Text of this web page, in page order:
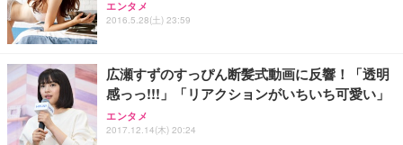
ワーク チェア 強化バックレスト 30度ロッキング機
能 人間工学 椅子 腰サポート 90度跳ね上げ式アーム
務用 おしゃれ パソコンチェア (ブラック)
Sezlife オフィスチェア デスクチェア 疲れない テレ
ワーク チェア 強化バックレスト 30度ロッキング機
能 人間工学 椅子 腰サポート 90度跳ね上げ式アーム
【純正品】27"ゲーミングモニター DualSense 充電
フック付き（CFI-ZDM1J）
【整備済み品】Dell E2724HS 27インチ 液晶モニタ
ー フルHD（1920×1080）VA 非光沢 HDMI/DisplayP
ort/VGA スピーカー内蔵 高さ調整 スイベル VESA対
ネオ・ルーライフ ネオ・オムツ L 中型犬用 26枚入
り 単品
Smart Basic(スマートベーシック) 【Amazon.co.jp
限定】 Smart Basic アイリスオーヤマ ペットシーツ
超厚型 お徳用 ワイド 100枚入 (x 1) (ケース販売)
エンタメ
2016.5.28(土) 23:59
広瀬すずのすっぴん断髪式動画に反響！「透明
感っっ!!!」「リアクションがいちいち可愛い」
エンタメ
2017.12.14(木) 20:24